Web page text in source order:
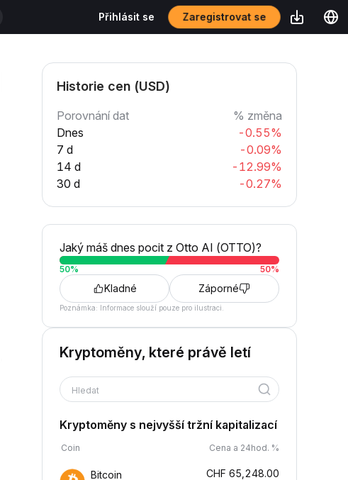
Přihlásit se Zaregistrovat se
Historie cen (USD)
Porovnání dat
% změna
Dnes
-0.55%
7 d
-0.09%
14 d
-12.99%
30 d
-0.27%
Jaký máš dnes pocit z Otto AI (OTTO)?
50% 50%
Kladné Záporné
Poznámka: Informace slouží pouze pro ilustraci.
Kryptoměny, které právě letí
Hledat
Kryptoměny s nejvyšší tržní kapitalizací
Coin Cena a 24hod. %
Bitcoin CHF 65,248.00